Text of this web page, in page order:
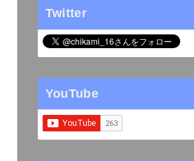
Twitter
YouTube